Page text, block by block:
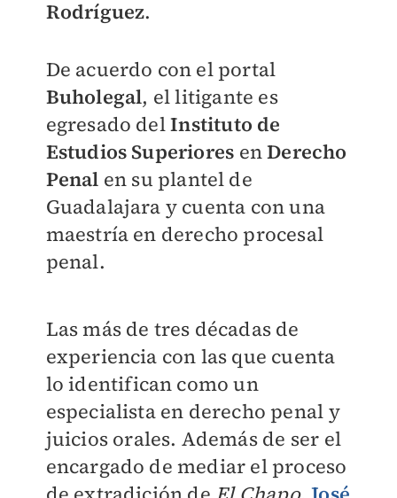
Rodríguez.
De acuerdo con el portal
Buholegal, el litigante es
egresado delInstituto de
Estudios Superiores enDerecho
Penal en su plantel de
Guadalajara y cuenta con una
maestría en derecho procesal
penal.
Las más de tres décadas de
experiencia con las que cuenta
lo identifican como un
especialista en derecho penal y
juicios orales. Además de ser el
encargado de mediar el proceso